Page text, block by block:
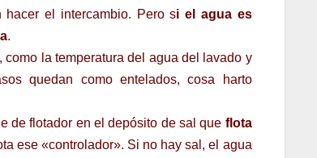
el intercambio. Pero si el agua es
.
como la temperatura del agua del lavado y
quedan como entelados, cosa harto
de flotador en el depósito de sal que flota
ese «controlador». Si no hay sal, el agua